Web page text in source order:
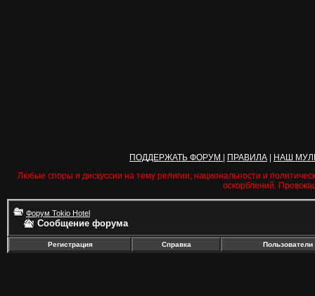
ПОДДЕРЖАТЬ ФОРУМ ПРАВИЛА
НАШ
Любые споры и дискуссии на тему религии, национальности и
оскорблений.
Форум Tokio Hotel
Сообщение форума
Регистрация Справка Пользователи